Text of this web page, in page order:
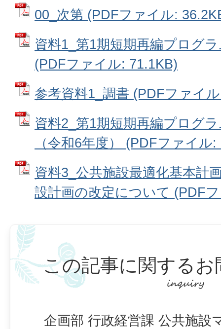
00_次第 (PDFファイル:
資料1_第1期短期再編プログ
(PDFファイル: 71.1KB)
参考資料1_調書 (PDFファイ
資料2_第1期短期再編プログ
（令和6年度） (PDFファイル
資料3_公共施設最適化基本計
設計画の改定について (PDF
この記事に関するお
企画部 行政経営課 公共施設